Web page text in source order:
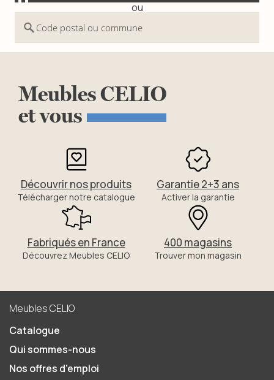
Géolocalisez moi
ou
Code postal ou commune
MeublesCELIO
etvous
Découvrir nos produits
Télécharger notre catalogue
Garantie 2+3 ans
Activer la garantie
Fabriqués en France
Découvrez Meubles CELIO
400 magasins
Trouver mon magasin
Meubles CELIO
Catalogue
Qui sommes-nous
Nos offres d'emploi